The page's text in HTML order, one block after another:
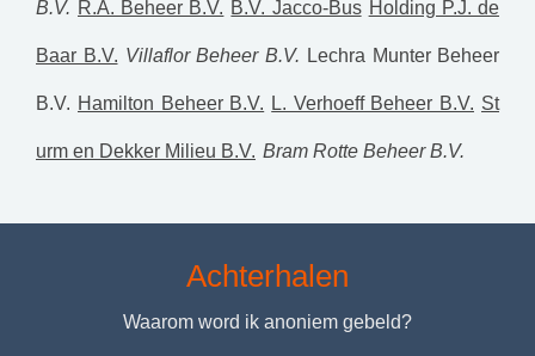
B.V. R.A. Beheer B.V. B.V. Jacco-Bus Holding P.J. de
Baar B.V. Villaflor Beheer B.V. Lechra Munter Beheer
B.V. Hamilton Beheer B.V. L. Verhoeff Beheer B.V. St
urm en Dekker Milieu B.V. Bram Rotte Beheer B.V.
Achterhalen
Waarom word ik anoniem gebeld?